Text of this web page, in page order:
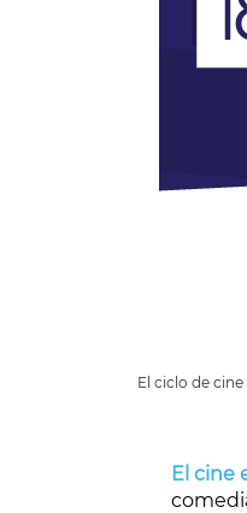
El ciclo de
El cine